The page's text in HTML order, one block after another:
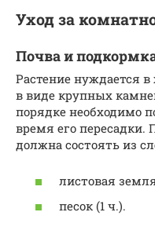
Уход за
Почва и
Растение нуждается
в виде крупных
порядке необходимо
время его пересадки.
должна состоять из
листовая
песок (1 ч.).